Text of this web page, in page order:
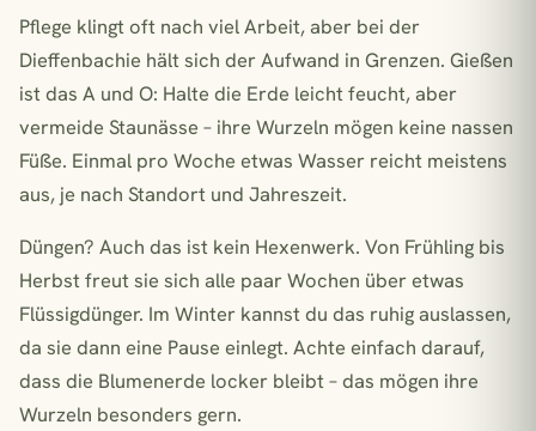
Pflege klingt oft nach viel Arbeit, aber bei der
Dieffenbachie hält sich der Aufwand in Grenzen. Gießen
ist das A und O: Halte die Erde leicht feucht, aber
vermeide Staunässe – ihre Wurzeln mögen keine nassen
Füße. Einmal pro Woche etwas Wasser reicht meistens
aus, je nach Standort und Jahreszeit.
Düngen? Auch das ist kein Hexenwerk. Von Frühling bis
Herbst freut sie sich alle paar Wochen über etwas
Flüssigdünger. Im Winter kannst du das ruhig auslassen,
da sie dann eine Pause einlegt. Achte einfach darauf,
dass die Blumenerde locker bleibt – das mögen ihre
Wurzeln besonders gern.